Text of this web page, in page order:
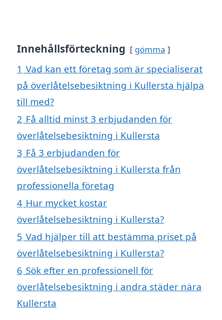
Innehållsförteckning gömma
1 Vad kan ett företag som är specialiserat
på överlåtelsebesiktning i Kullersta hjälpa
till med?
2 Få alltid minst 3 erbjudanden för
överlåtelsebesiktning i Kullersta
3 Få 3 erbjudanden för
överlåtelsebesiktning i Kullersta från
professionella företag
4 Hur mycket kostar
överlåtelsebesiktning i Kullersta?
5 Vad hjälper till att bestämma priset på
överlåtelsebesiktning i Kullersta?
6 Sök efter en professionell för
överlåtelsebesiktning i andra städer nära
Kullersta